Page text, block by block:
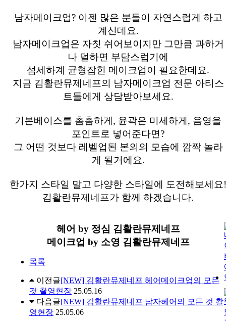
남자메이크업? 이젠 많은 분들이 자연스럽게 하고
계신데요.
남자메이크업은 자칫 쉬어보이지만 그만큼 과하거
나 덜하면 부담스럽기에
섬세하계 균형잡힌 메이크업이 필요한데요.
지금 김활란뮤제네프의 남자메이크업 전문 아티스
트들에게 상담받아보세요.
기본베이스를 촘촘하게, 윤곽은 미세하게, 음영을
포인트로 넣어준다면?
그 어떤 것보다 레벨업된 본의의 모습에 깜짝 놀라
게 될거에요.
한가지 스타일 말고 다양한 스타일에 도전해보세요!
김활란뮤제네프가 함께 하겠습니다.
헤어 by 정심 김활란뮤제네프
메이크업 by 소영 김활란뮤제네프
목록
이전글[NEW] 김활란뮤제네프 헤어메이크업의 모든
것 촬영현장 25.05.16
다음글[NEW] 김활란뮤제네프 남자헤어의 모든 것 촬
영현장 25.05.06